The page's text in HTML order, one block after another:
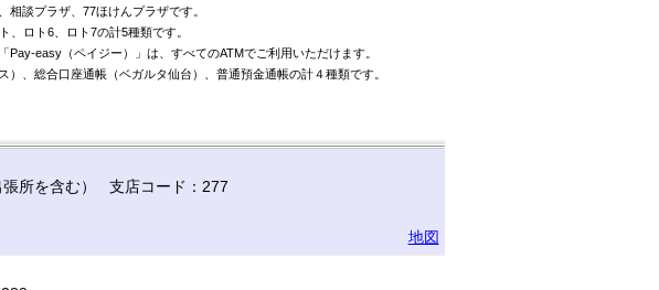
相談プラザ、77ほけんプラザです。
、ロト6、ロト7の計5種類です。
easy（ペイジー）」は、すべてのATMでご利用いただけます。
、総合口座通帳（ベガルタ仙台）、普通預金通帳の計４種類です。
所を含む） 支店コード：277
地図